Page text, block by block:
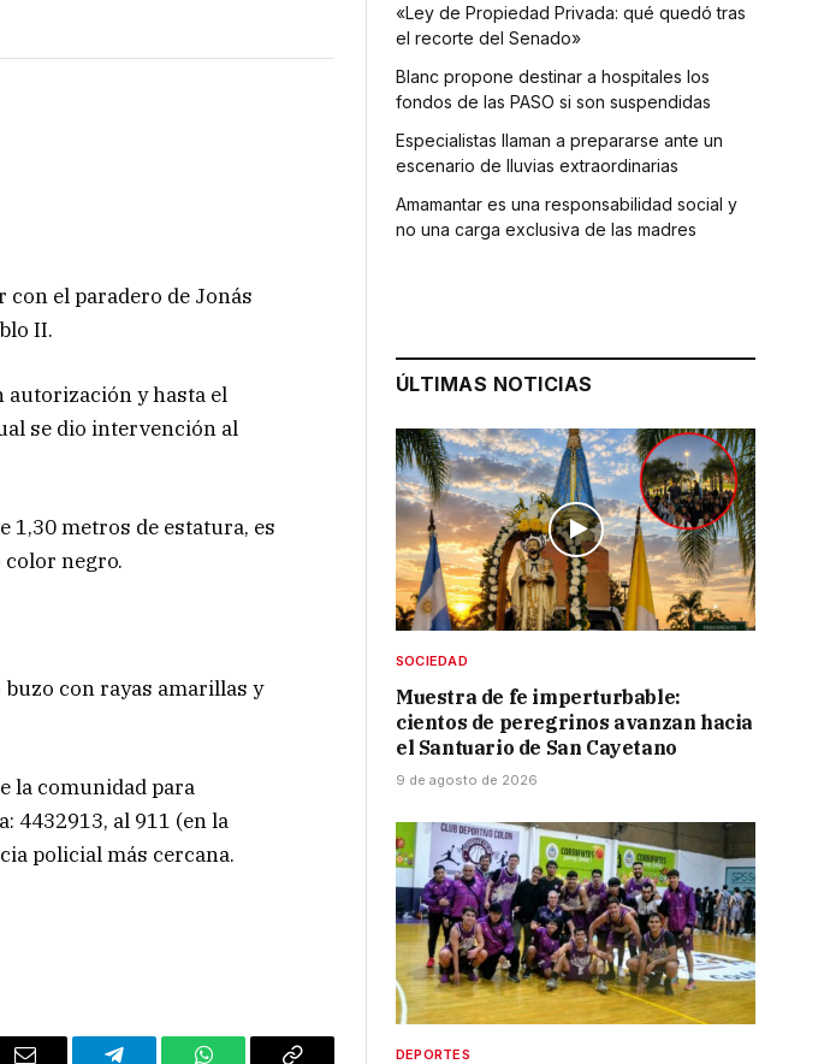
el paradero de Jonás
II.
autorización y hasta el
se dio intervención al
1,30 metros de estatura, es
color negro.
con rayas amarillas y
la comunidad para
4432913, al 911 (en la
policial más cercana.
«Ley de Propiedad Privada: qué quedó tras
el recorte del Senado»
Blanc propone destinar a hospitales los
fondos de las PASO si son suspendidas
Especialistas llaman a prepararse ante un
escenario de lluvias extraordinarias
Amamantar es una responsabilidad social y
no una carga exclusiva de las madres
ÚLTIMAS NOTICIAS
SOCIEDAD
Muestra de fe imperturbable:
cientos de peregrinos avanzan hacia
el Santuario de San Cayetano
9 de agosto de 2026
DEPORTES